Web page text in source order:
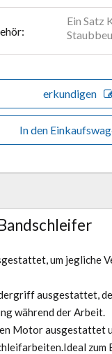
Ein Satz
erkundigen
In den
um jegliche
ausgestattet,
während der Arbeit.
Motor ausgestattet